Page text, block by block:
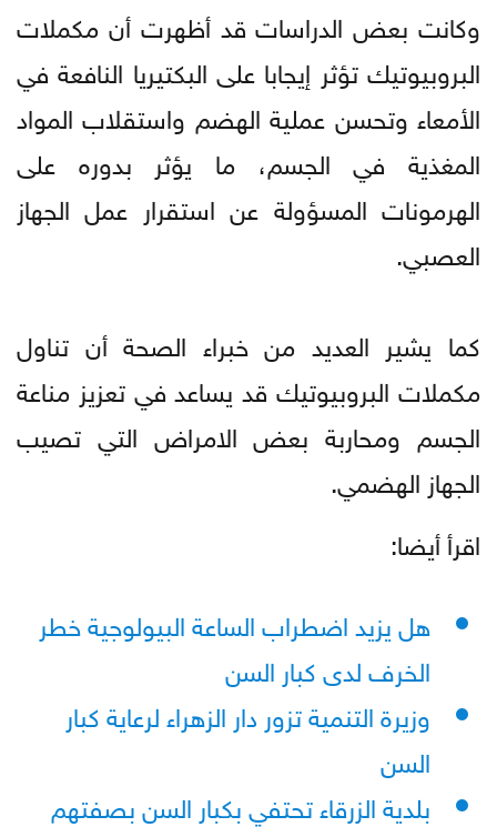
وكانت بعض الدراسات قد أظهرت أن مكملات
البروبيوتيك تؤثر إيجابا على البكتيريا النافعة في
الأمعاء وتحسن عملية الهضم واستقلاب المواد
المغذية في الجسم، ما يؤثر بدوره على
الهرمونات المسؤولة عن استقرار عمل الجهاز
العصبي.
كما يشير العديد من خبراء الصحة أن تناول
مكملات البروبيوتيك قد يساعد في تعزيز مناعة
الجسم ومحاربة بعض الامراض التي تصيب
الجهاز الهضمي.
اقرأ أيضا:
هل يزيد اضطراب الساعة البيولوجية خطر
الخرف لدى كبار السن
وزيرة التنمية تزور دار الزهراء لرعاية كبار
السن
بلدية الزرقاء تحتفي بكبار السن بصفتهم